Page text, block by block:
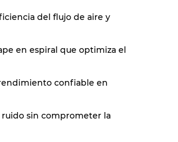
del flujo de aire y
en espiral que optimiza el
confiable en
ruido sin comprometer la